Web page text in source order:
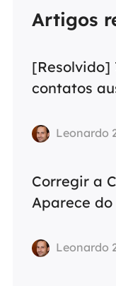
Artigos
[Resolvido]
contatos
Leonardo
Corregir a
Aparece
Leonardo